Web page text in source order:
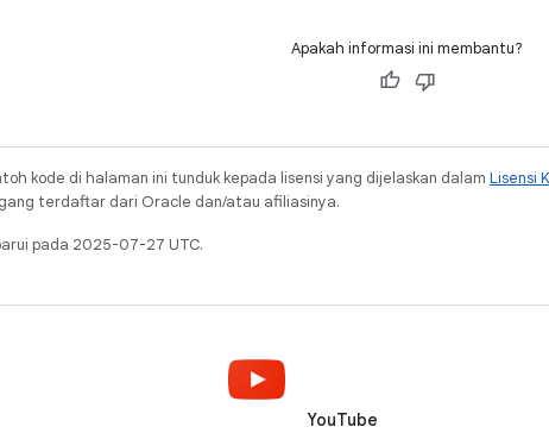
Apakah informasi ini membantu?
kode di halaman ini tunduk kepada lisensi yang dijelaskan dalam Lisensi
terdaftar dari Oracle dan/atau afiliasinya.
pada 2025-07-27 UTC.
YouTube